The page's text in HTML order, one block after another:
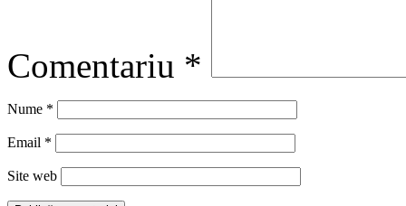
Comentariu *
Nume *
Email *
Site web